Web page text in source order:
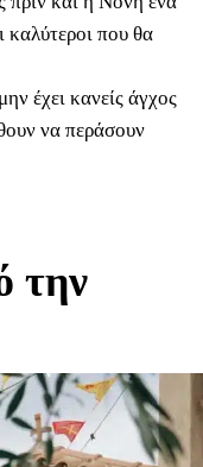
καλύτεροι που θα
έχει κανείς άγχος
να περάσουν
την